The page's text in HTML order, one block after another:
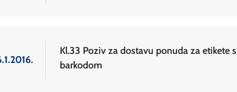
Kl.33 Poziv za dostavu ponuda za etikete s
barkodom